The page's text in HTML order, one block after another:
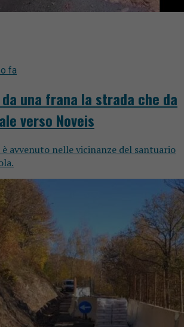
fa
una frana la strada che da
verso Noveis
avvenuto nelle vicinanze del santuario